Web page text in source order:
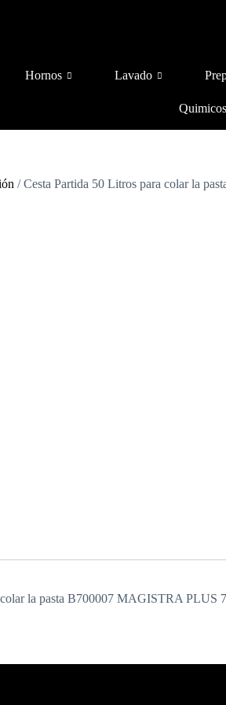
Hornos Lavado
Quimicos
/ Cesta Partida 50 Litros para colar la
la pasta B700007 MAGISTRA PLUS